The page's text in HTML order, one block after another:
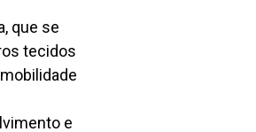
que se
tecidos
e